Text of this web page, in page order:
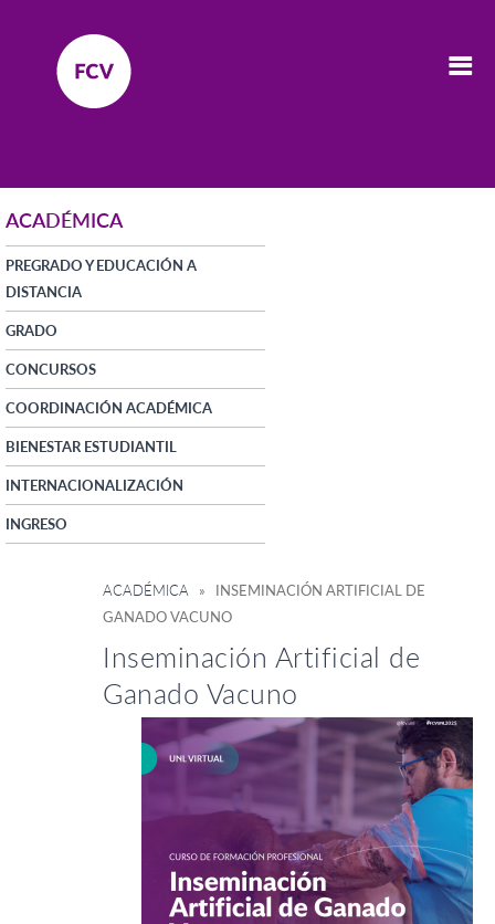
ACADÉMICA
PREGRADO Y EDUCACIÓN A
DISTANCIA
GRADO
CONCURSOS
COORDINACIÓN ACADÉMICA
BIENESTAR ESTUDIANTIL
INTERNACIONALIZACIÓN
INGRESO
ACADÉMICA » INSEMINACIÓN ARTIFICIAL DE
GANADO VACUNO
Inseminación Artificial de
Ganado Vacuno